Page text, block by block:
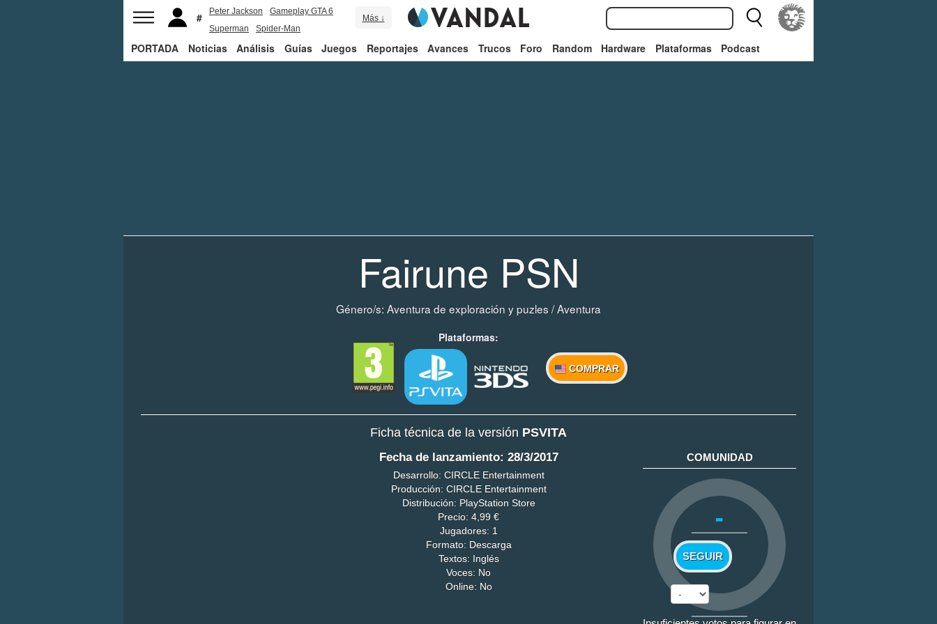
Peter Jackson
Gameplay GTA 6
Superman
Spider-Man
Más ↓
PORTADA Noticias Análisis Guías Juegos Reportajes Avances Trucos Foro Random Hardware Plataformas Podcast
Fairune PSN
Género/s: Aventura de exploración y puzles/Aventura
Plataformas:
COMPRAR
Ficha técnica de la versión PSVITA
Fecha de lanzamiento: 28/3/2017
Desarrollo: CIRCLE Entertainment
Producción: CIRCLE Entertainment
Distribución: PlayStation Store
Precio: 4,99 €
Jugadores: 1
Formato: Descarga
Textos: Inglés
Voces: No
Online: No
COMUNIDAD
-
SEGUIR